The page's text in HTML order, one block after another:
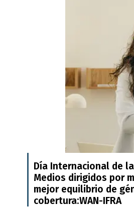
Día Internacional de
Medios dirigidos por
mejor equilibrio de
cobertura:WAN-IFRA